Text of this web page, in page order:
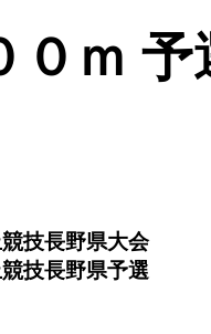
０ｍ 予
技長野県大会
技長野県予選